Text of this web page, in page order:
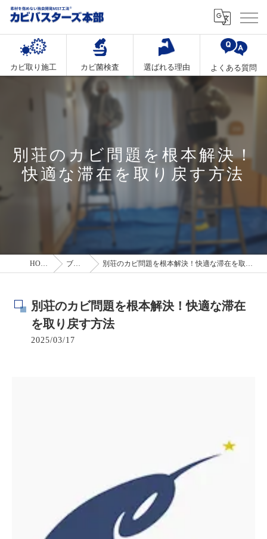
カビ取り施工 カビ菌検査 選ばれる理由 よくある質問
別荘のカビ問題を根本解決！
快適な滞在を取り戻す方法
HOME ブログ 別荘のカビ問題を根本解決！快適な滞在を取り戻す方法
別荘のカビ問題を根本解決！快適な滞在
を取り戻す方法
2025/03/17